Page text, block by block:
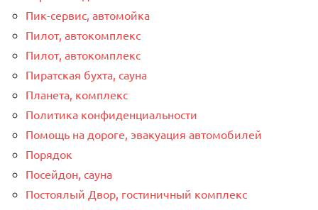
Пик-сервис, автомойка
Пилот, автокомплекс
Пилот, автокомплекс
Пиратская бухта, сауна
Планета, комплекс
Политика конфиденциальности
Помощь на дороге, эвакуация автомобилей
Порядок
Посейдон, сауна
Постоялый Двор, гостиничный комплекс